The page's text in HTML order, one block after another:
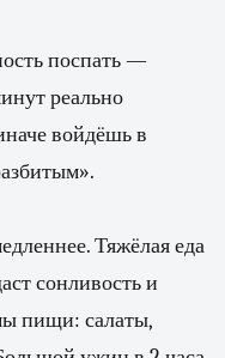
поспать —
реально
войдёшь в
Тяжёлая еда
сонливость и
пищи: салаты,